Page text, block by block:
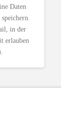
Daten
in der
erlauben